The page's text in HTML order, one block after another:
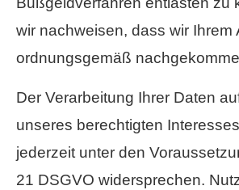
wir nachweisen, dass wir Ihrem
ordnungsgemäß
Der Verarbeitung Ihrer Daten
unseres berechtigten
jederzeit unter den
21 DSGVO widersprechen.